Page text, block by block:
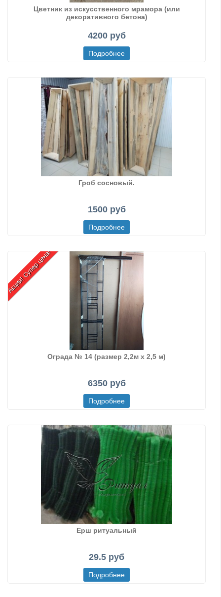
Цветник из искусственного мрамора (или
декоративного бетона)
4200 руб
Гроб сосновый.
1500 руб
Акция! Супер цена!
Ограда № 14 (размер 2,2м х 2,5 м)
6350 руб
Ерш ритуальный
29.5 руб